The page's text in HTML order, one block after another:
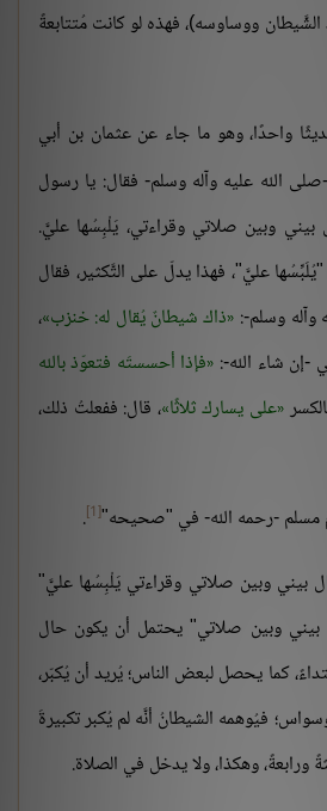
ووساوسه)، فهذه لو كانت مُتتابعةً
واحدًا، وهو ما جاء عن عثمان بن أبي
صلى الله عليه وآله وسلم- فقال: يا رسول
بيني وبين صلاتي وقراءتي، يَلْبِسُها عليَّ.
عليَّ"، فهذا يدلّ على التَّكثير، فقال
وآله وسلم-: ذاك شيطانٌ يُقال له: خنزب ،
-إن شاء الله-: فإذا أحسستَه فتعوّذ بالله
على يسارك ثلاثًا ، قال: ففعلتُ ذلك،
مسلم -رحمه الله- في "صحيحه"[1]
.
بيني وبين صلاتي وقراءتي يَلْبِسُها عليَّ"
بيني وبين صلاتي" يحتمل أن يكون حال
كما يحصل لبعض الناس؛ يُريد أن يُكبّر،
فيُوهمه الشيطانُ أنَّه لم يُكبر تكبيرةَ
ورابعةً، وهكذا، ولا يدخل في الصلاة.